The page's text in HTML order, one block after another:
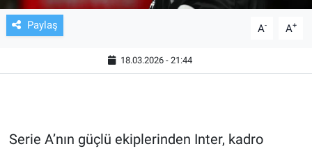
Paylaş A- A+
18.03.2026 - 21:44
Serie A’nın güçlü ekiplerinden Inter, kadro
KÜLTÜR SANAT
EĞİTİM